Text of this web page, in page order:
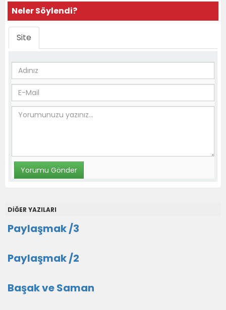
Neler Söylendi?
Site
DİĞER YAZILARI
Paylaşmak /3
Paylaşmak /2
Başak ve Saman